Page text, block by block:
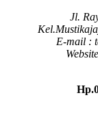
Jl.
E-mail :